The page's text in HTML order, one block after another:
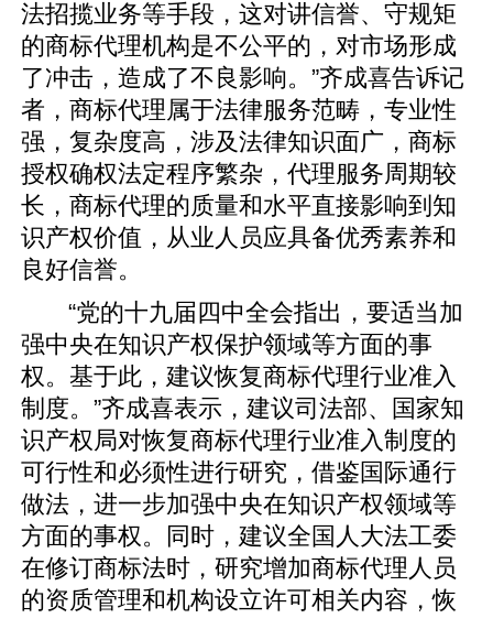
法招揽业务等手段，这对讲信誉、守规矩
的商标代理机构是不公平的，对市场形成
了冲击，造成了不良影响。”齐成喜告诉记
者，商标代理属于法律服务范畴，专业性
强，复杂度高，涉及法律知识面广，商标
授权确权法定程序繁杂，代理服务周期较
长，商标代理的质量和水平直接影响到知
识产权价值，从业人员应具备优秀素养和
良好信誉。
“党的十九届四中全会指出，要适当加
强中央在知识产权保护领域等方面的事
权。基于此，建议恢复商标代理行业准入
制度。”齐成喜表示，建议司法部、国家知
识产权局对恢复商标代理行业准入制度的
可行性和必须性进行研究，借鉴国际通行
做法，进一步加强中央在知识产权领域等
方面的事权。同时，建议全国人大法工委
在修订商标法时，研究增加商标代理人员
的资质管理和机构设立许可相关内容，恢